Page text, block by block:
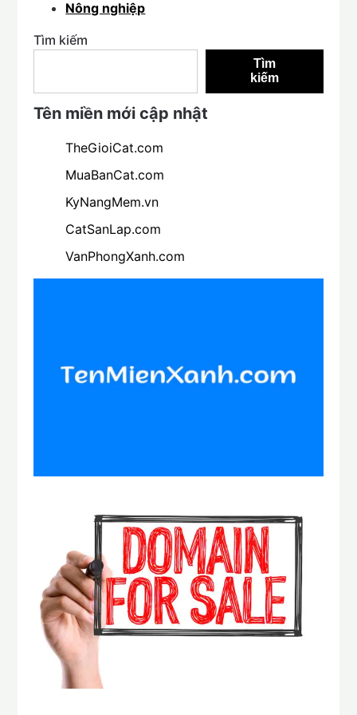
Nông nghiệp
Tìm kiếm
Tìm
kiếm
Tên miền mới cập nhật
TheGioiCat.com
MuaBanCat.com
KyNangMem.vn
CatSanLap.com
VanPhongXanh.com